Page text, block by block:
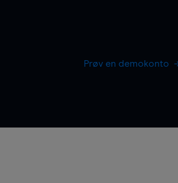
Prøv en demokonto